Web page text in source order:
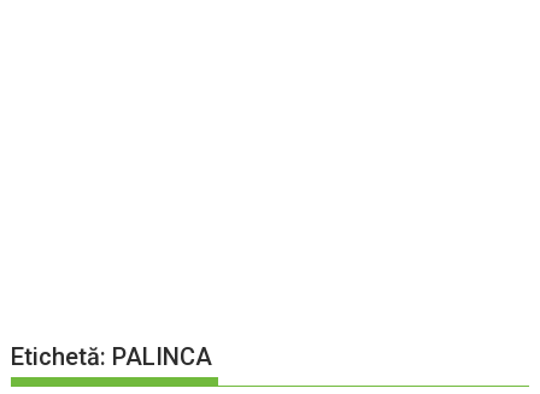
Etichetă: PALINCA